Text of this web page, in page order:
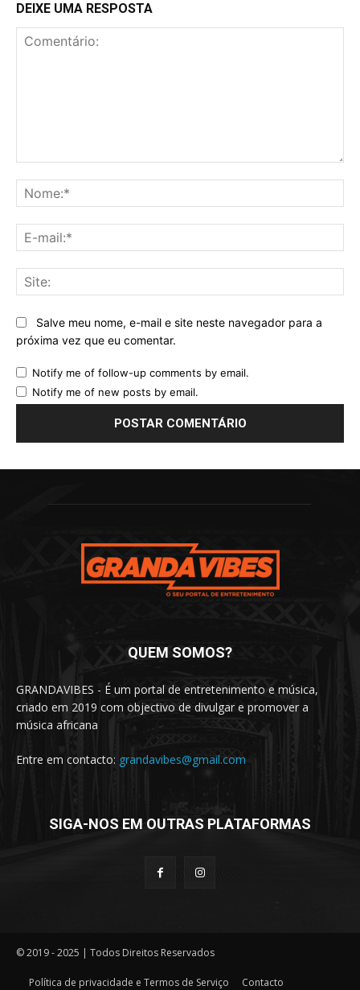
DEIXE UMA RESPOSTA
Salve meu nome, e-mail e site neste navegador para a
próxima vez que eu comentar.
Notify me of follow-up comments by email.
Notify me of new posts by email.
QUEM SOMOS?
GRANDAVIBES - É um portal de entretenimento e música,
criado em 2019 com objectivo de divulgar e promover a
música africana
Entre em contacto: grandavibes@gmail.com
SIGA-NOS EM OUTRAS PLATAFORMAS
© 2019 - 2025 | Todos Direitos Reservados
Política de privacidade e Termos de Serviço Contacto